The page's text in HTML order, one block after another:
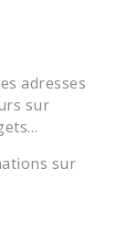
adresses
sur
sur